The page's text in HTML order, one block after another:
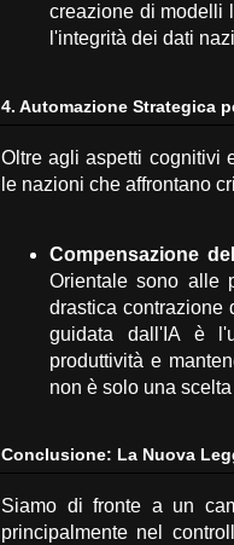
creazione di modelli
l'integrità dei dati
4. Automazione Strategica
Oltre agli aspetti cognitivi
le nazioni che affrontano
Compensazione
Orientale sono alle
drastica contrazione
guidata dall'IA è
produttività e
non è solo una
Conclusione: La Nuova
Siamo di fronte a un
principalmente nel